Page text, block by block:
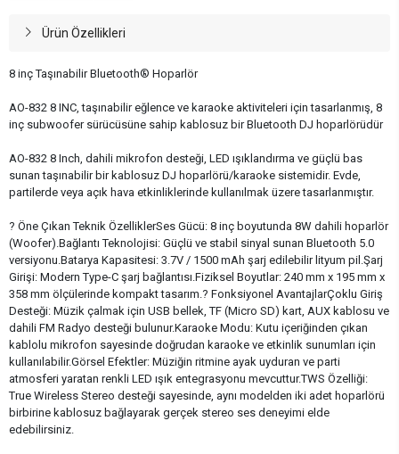
Ürün Özellikleri
8 inç Taşınabilir Bluetooth® Hoparlör
AO-832 8 INC, taşınabilir eğlence ve karaoke aktiviteleri için tasarlanmış, 8
inç subwoofer sürücüsüne sahip kablosuz bir Bluetooth DJ hoparlörüdür
AO-832 8 Inch, dahili mikrofon desteği, LED ışıklandırma ve güçlü bas
sunan taşınabilir bir kablosuz DJ hoparlörü/karaoke sistemidir. Evde,
partilerde veya açık hava etkinliklerinde kullanılmak üzere tasarlanmıştır.
?️ Öne Çıkan Teknik ÖzelliklerSes Gücü: 8 inç boyutunda 8W dahili hoparlör
(Woofer).Bağlantı Teknolojisi: Güçlü ve stabil sinyal sunan Bluetooth 5.0
versiyonu.Batarya Kapasitesi: 3.7V / 1500 mAh şarj edilebilir lityum pil.Şarj
Girişi: Modern Type-C şarj bağlantısı.Fiziksel Boyutlar: 240 mm x 195 mm x
358 mm ölçülerinde kompakt tasarım.? Fonksiyonel AvantajlarÇoklu Giriş
Desteği: Müzik çalmak için USB bellek, TF (Micro SD) kart, AUX kablosu ve
dahili FM Radyo desteği bulunur.Karaoke Modu: Kutu içeriğinden çıkan
kablolu mikrofon sayesinde doğrudan karaoke ve etkinlik sunumları için
kullanılabilir.Görsel Efektler: Müziğin ritmine ayak uyduran ve parti
atmosferi yaratan renkli LED ışık entegrasyonu mevcuttur.TWS Özelliği:
True Wireless Stereo desteği sayesinde, aynı modelden iki adet hoparlörü
birbirine kablosuz bağlayarak gerçek stereo ses deneyimi elde
edebilirsiniz.